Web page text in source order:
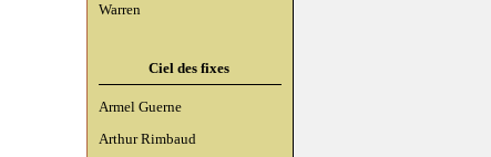
Warren
Ciel des fixes
Armel Guerne
Arthur Rimbaud